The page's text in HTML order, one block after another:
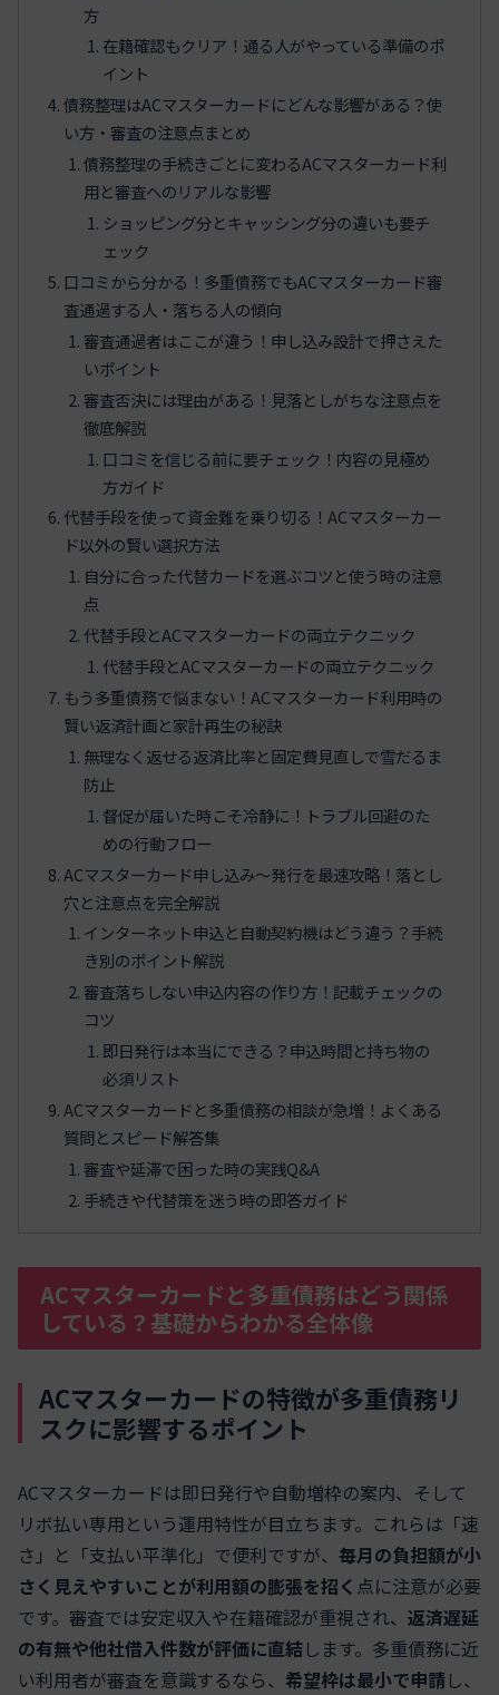
方
在籍確認もクリア！通る人がやっている準備のポ
イント
債務整理はACマスターカードにどんな影響がある？使
い方・審査の注意点まとめ
債務整理の手続きごとに変わるACマスターカード利
用と審査へのリアルな影響
ショッピング分とキャッシング分の違いも要チ
ェック
口コミから分かる！多重債務でもACマスターカード審
査通過する人・落ちる人の傾向
審査通過者はここが違う！申し込み設計で押さえた
いポイント
審査否決には理由がある！見落としがちな注意点を
徹底解説
口コミを信じる前に要チェック！内容の見極め
方ガイド
代替手段を使って資金難を乗り切る！ACマスターカー
ド以外の賢い選択方法
自分に合った代替カードを選ぶコツと使う時の注意
点
代替手段とACマスターカードの両立テクニック
代替手段とACマスターカードの両立テクニック
もう多重債務で悩まない！ACマスターカード利用時の
賢い返済計画と家計再生の秘訣
無理なく返せる返済比率と固定費見直しで雪だるま
防止
督促が届いた時こそ冷静に！トラブル回避のた
めの行動フロー
ACマスターカード申し込み〜発行を最速攻略！落とし
穴と注意点を完全解説
インターネット申込と自動契約機はどう違う？手続
き別のポイント解説
審査落ちしない申込内容の作り方！記載チェックの
コツ
即日発行は本当にできる？申込時間と持ち物の
必須リスト
ACマスターカードと多重債務の相談が急増！よくある
質問とスピード解答集
審査や延滞で困った時の実践Q&A
手続きや代替策を迷う時の即答ガイド
ACマスターカードと多重債務はどう関係
している？基礎からわかる全体像
ACマスターカードの特徴が多重債務リ
スクに影響するポイント
ACマスターカードは即日発行や自動増枠の案内、そして
リボ払い専用という運用特性が目立ちます。これらは「速
さ」と「支払い平準化」で便利ですが、 毎月の負担額が小
さく見えやすいことが利用額の膨張を招く 点に注意が必要
です。審査では安定収入や在籍確認が重視され、 返済遅延
の有無や他社借入件数が評価に直結します。多重債務に近
い利用者が審査を意識するなら、 希望枠は最小で申請し、